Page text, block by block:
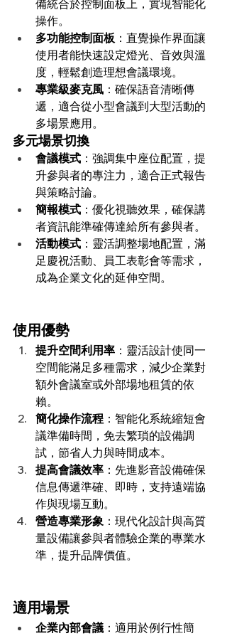
備統合於控制面板上，實現智能化
操作。
多功能控制面板 ：直覺操作界面讓
使用者能快速設定燈光、音效與溫
度，輕鬆創造理想會議環境。
專業級麥克風 ：確保語音清晰傳
遞，適合從小型會議到大型活動的
多場景應用。
多元場景切換
會議模式 ：強調集中座位配置，提
升參與者的專注力，適合正式報告
與策略討論。
簡報模式 ：優化視聽效果，確保講
者資訊能準確傳達給所有參與者。
活動模式 ：靈活調整場地配置，滿
足慶祝活動、員工表彰會等需求，
成為企業文化的延伸空間。
使用優勢
提升空間利用率 ：靈活設計使同一
空間能滿足多種需求，減少企業對
額外會議室或外部場地租賃的依
賴。
簡化操作流程 ：智能化系統縮短會
議準備時間，免去繁瑣的設備調
試，節省人力與時間成本。
提高會議效率 ：先進影音設備確保
信息傳遞準確、即時，支持遠端協
作與現場互動。
營造專業形象 ：現代化設計與高質
量設備讓參與者體驗企業的專業水
準，提升品牌價值。
適用場景
企業內部會議 ：適用於例行性簡